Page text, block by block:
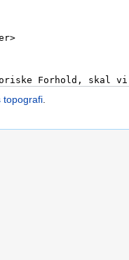
topografi.